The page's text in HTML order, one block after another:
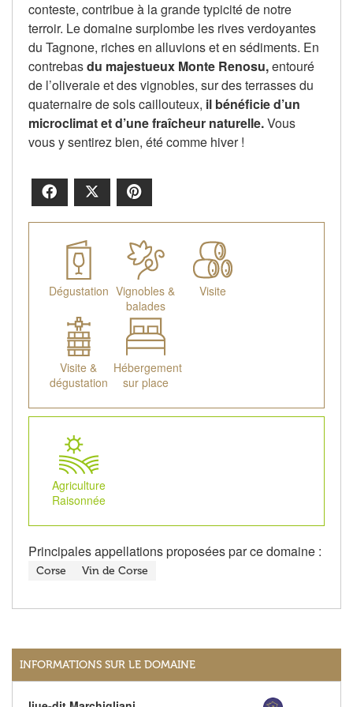
conteste, contribue à la grande typicité de notre
terroir. Le domaine surplombe les rives verdoyantes
du Tagnone, riches en alluvions et en sédiments. En
contrebasdu majestueux Monte Renosu,entouré
de l’oliveraie et des vignobles, sur des terrasses du
quaternaire de sols caillouteux, il bénéficie d’un
microclimat et d’une fraîcheur naturelle.Vous
vous y sentirez bien, été comme hiver !
Facebook
Dégustation Vignobles &
balades
Visite
Visite &
dégustation
Hébergement
sur place
Agriculture
Raisonnée
Principales appellations proposées par ce domaine :
Corse Vin de Corse
INFORMATIONS SUR LE DOMAINE